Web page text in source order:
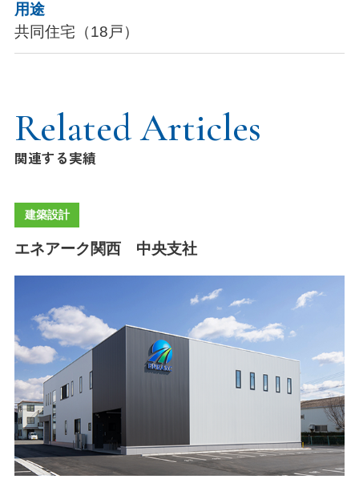
用途
共同住宅（18戸）
Related Articles
関連する実績
建築設計
エネアーク関西 中央支社